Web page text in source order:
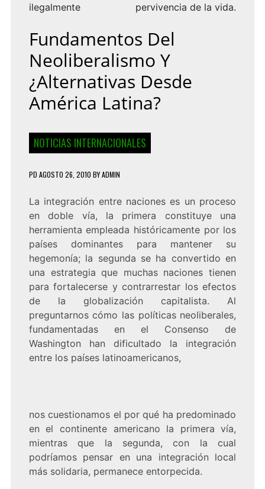
ilegalmente
pervivencia de la vida.
Fundamentos Del
Neoliberalismo Y
¿Alternativas Desde
América Latina?
NOTICIAS INTERNACIONALES
PD AGOSTO 26, 2010 BYADMIN
La integración entre naciones es un proceso
en doble vía, la primera constituye una
herramienta empleada históricamente por los
países dominantes para mantener su
hegemonía; la segunda se ha convertido en
una estrategia que muchas naciones tienen
para fortalecerse y contrarrestar los efectos
de la globalización capitalista. Al
preguntarnos cómo las políticas neoliberales,
fundamentadas en el Consenso de
Washington han dificultado la integración
entre los países latinoamericanos,
nos cuestionamos el por qué ha predominado
en el continente americano la primera vía,
mientras que la segunda, con la cual
podríamos pensar en una integración local
más solidaria, permanece entorpecida.